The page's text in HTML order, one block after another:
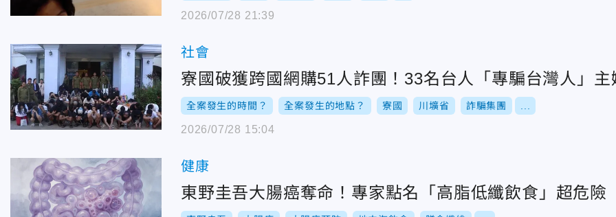
2026/07/28 21:39
社會
寮國破獲跨國網購51人詐團！33名台人「專騙台灣人」主
全案發生的時間？ 全案發生的地點？ 寮國 川壙省 詐騙集團
2026/07/28 15:04
健康
東野圭吾大腸癌奪命！專家點名「高脂低纖飲食」超危險